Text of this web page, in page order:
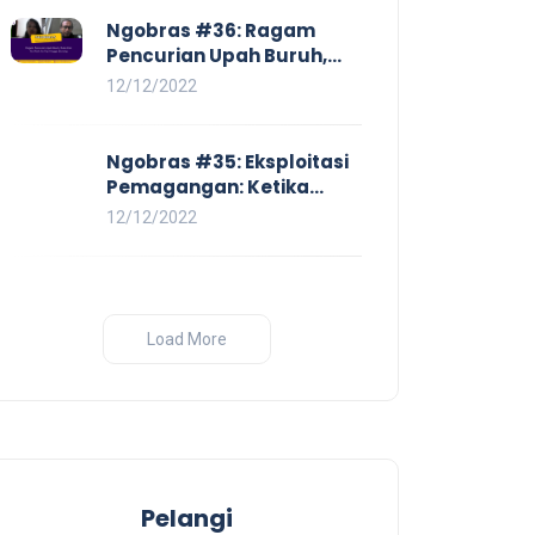
Ngobras #36: Ragam
Pencurian Upah Buruh,
Mulai Dari No Work No Pay
12/12/2022
Ngobras #35: Eksploitasi
Pemagangan: Ketika
Instituasi Pendidikan
12/12/2022
Load More
Pelangi